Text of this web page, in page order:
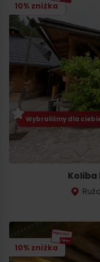
10% zniżka
Wybraliśmy dla
Koliba
10% zniżka